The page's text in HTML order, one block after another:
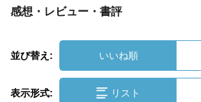
感想・レビュー・書評
並び替え: いいね順
表示形式: リスト